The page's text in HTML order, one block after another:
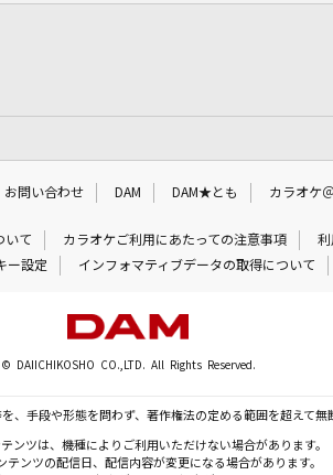
お問い合わせ DAM DAM★とも カラオケ
いて カラオケご利用にあたっての注意事項
利
ー設定 インフォマティブデータの取得について
© DAIICHIKOSHO CO.,LTD. All Rights Reserved.
、手段や形態を問わず、著作権法の定める範囲を超えて
ンツは、機種によりご利用いただけない場合があります。
テンツの配信日、配信内容が変更になる場合があります。